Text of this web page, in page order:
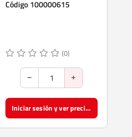
Código 100000615
(0)
Iniciar sesión y ver precios